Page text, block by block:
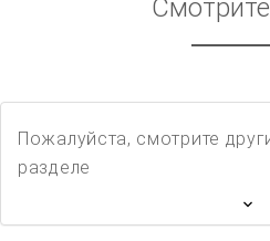
Пожалуйста, смотрите
разделе